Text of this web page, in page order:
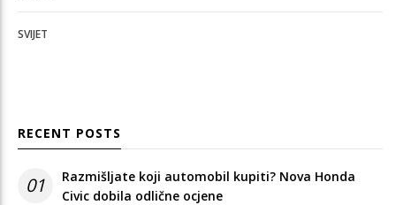
SVIJET
RECENT POSTS
01
Razmišljate koji automobil kupiti? Nova Honda
Civic dobila odlične ocjene